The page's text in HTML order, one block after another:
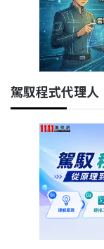
駕馭程式代理人